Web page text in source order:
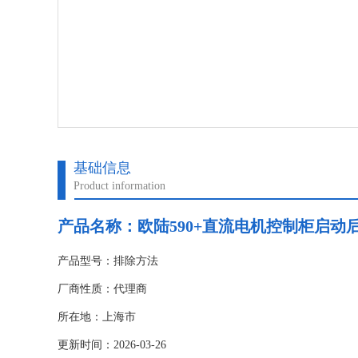
基础信息
Product information
产品名称： 欧陆590+直流电机控制柜启动
产品型号：排除方法
厂商性质：代理商
所在地：上海市
更新时间：2026-03-26